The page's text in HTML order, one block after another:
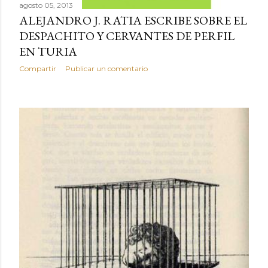
agosto 05, 2013
ALEJANDRO J. RATIA ESCRIBE SOBRE EL
DESPACHITO Y CERVANTES DE PERFIL
EN TURIA
Compartir Publicar un comentario